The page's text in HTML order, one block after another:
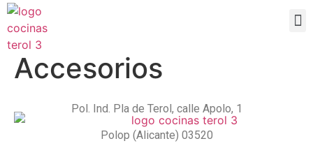
Accesorios
Pol. Ind. Pla de Terol, calle Apolo, 1
Polop (Alicante) 03520